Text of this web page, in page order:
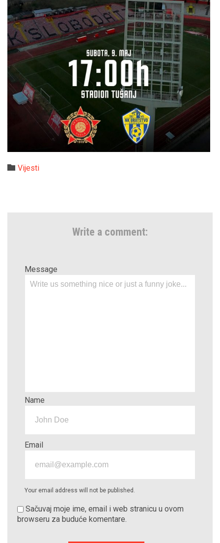
 Category
Vijesti
Write a comment:
Message
Name
Email
Your email address will not be published.
Sačuvaj moje ime, email i web stranicu u ovom
browseru za buduće komentare.